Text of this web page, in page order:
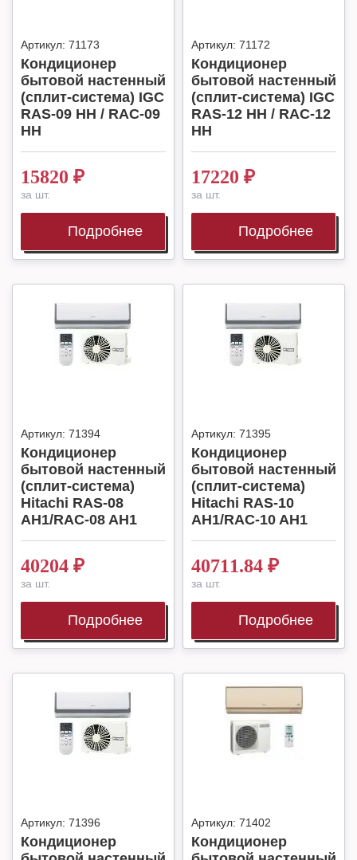
Артикул: 71173
Кондиционер
бытовой настенный
(сплит-система) IGC
RAS-09 HH / RAC-09
HH
15820 ₽
за шт.
Подробнее
Артикул: 71172
Кондиционер
бытовой настенный
(сплит-система) IGC
RAS-12 HH / RAC-12
HH
17220 ₽
за шт.
Подробнее
Артикул: 71394
Кондиционер
бытовой настенный
(сплит-система)
Hitachi RAS-08
AH1/RAC-08 AH1
40204 ₽
за шт.
Подробнее
Артикул: 71395
Кондиционер
бытовой настенный
(сплит-система)
Hitachi RAS-10
AH1/RAC-10 AH1
40711.84 ₽
за шт.
Подробнее
Артикул: 71396
Кондиционер
Артикул: 71402
Кондиционер